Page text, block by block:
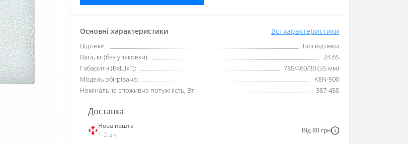
Основні характеристики Всі характеристики
Відтінки:
Білі відтінки
Вага, кг (без упаковки):
24.65
Габарити (ВхШхГ):
785/460/30 (±5 мм)
Модель обігрівача:
KEN-500
Номінальна споживча потужність, Вт:
387-450
Доставка
Нова пошта
1-2 дні
Від 80 грн